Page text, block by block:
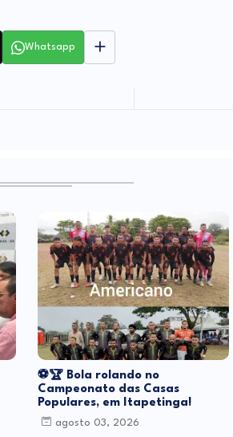
Whatsapp
⚽🏆 Bola rolando no
Campeonato das Casas
Populares, em Itapetinga!
agosto 03, 2026